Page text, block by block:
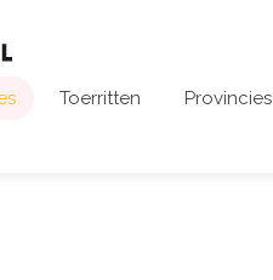
Toerritten Provincies